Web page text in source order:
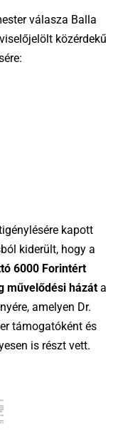
válasza Balla
közérdekű
kapott
kiderült, hogy a
6000 Forintért
művelődési házát a
amelyen Dr.
támogatóként és
is részt vett.